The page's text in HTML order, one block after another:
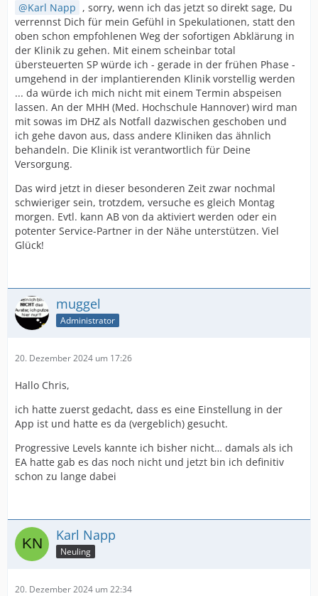
Karl Napp , sorry, wenn ich das jetzt so direkt sage, Du
verrennst Dich für mein Gefühl in Spekulationen, statt den
oben schon empfohlenen Weg der sofortigen Abklärung in
der Klinik zu gehen. Mit einem scheinbar total
übersteuerten SP würde ich - gerade in der frühen Phase -
umgehend in der implantierenden Klinik vorstellig werden
... da würde ich mich nicht mit einem Termin abspeisen
lassen. An der MHH (Med. Hochschule Hannover) wird man
mit sowas im DHZ als Notfall dazwischen geschoben und
ich gehe davon aus, dass andere Kliniken das ähnlich
behandeln. Die Klinik ist verantwortlich für Deine
Versorgung.
Das wird jetzt in dieser besonderen Zeit zwar nochmal
schwieriger sein, trotzdem, versuche es gleich Montag
morgen. Evtl. kann AB von da aktiviert werden oder ein
potenter Service-Partner in der Nähe unterstützen. Viel
Glück!
muggel
Administrator
20. Dezember 2024 um 17:26
Hallo Chris,
ich hatte zuerst gedacht, dass es eine Einstellung in der
App ist und hatte es da (vergeblich) gesucht.
Progressive Levels kannte ich bisher nicht… damals als ich
EA hatte gab es das noch nicht und jetzt bin ich definitiv
schon zu lange dabei
Karl Napp
Neuling
20. Dezember 2024 um 22:34